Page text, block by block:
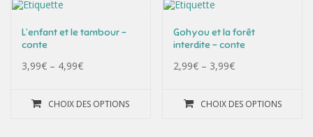
L’enfant et le tambour –
conte
3,99€ – 4,99€
CHOIX DES OPTIONS
Gohyou et la forêt
interdite – conte
2,99€ – 3,99€
CHOIX DES OPTIONS